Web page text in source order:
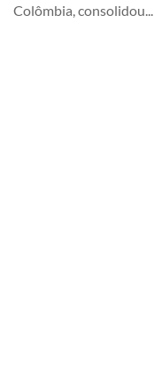
Colômbia, consolidou...